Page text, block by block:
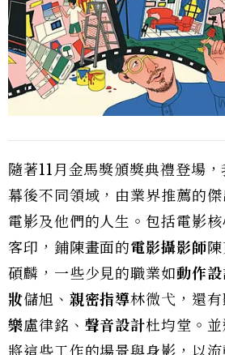
隨著11月金馬獎頒獎典禮登場
幕後不同領域，由業界推薦的
電影及他們的人生。包括電影
客印，鋪陳畫面的電影攝影師
碩麟，一些少見的職業如動作
妝儲旭、 親密指導林微弋，還
樂盧律銘、 聲音設計杜均堂。並